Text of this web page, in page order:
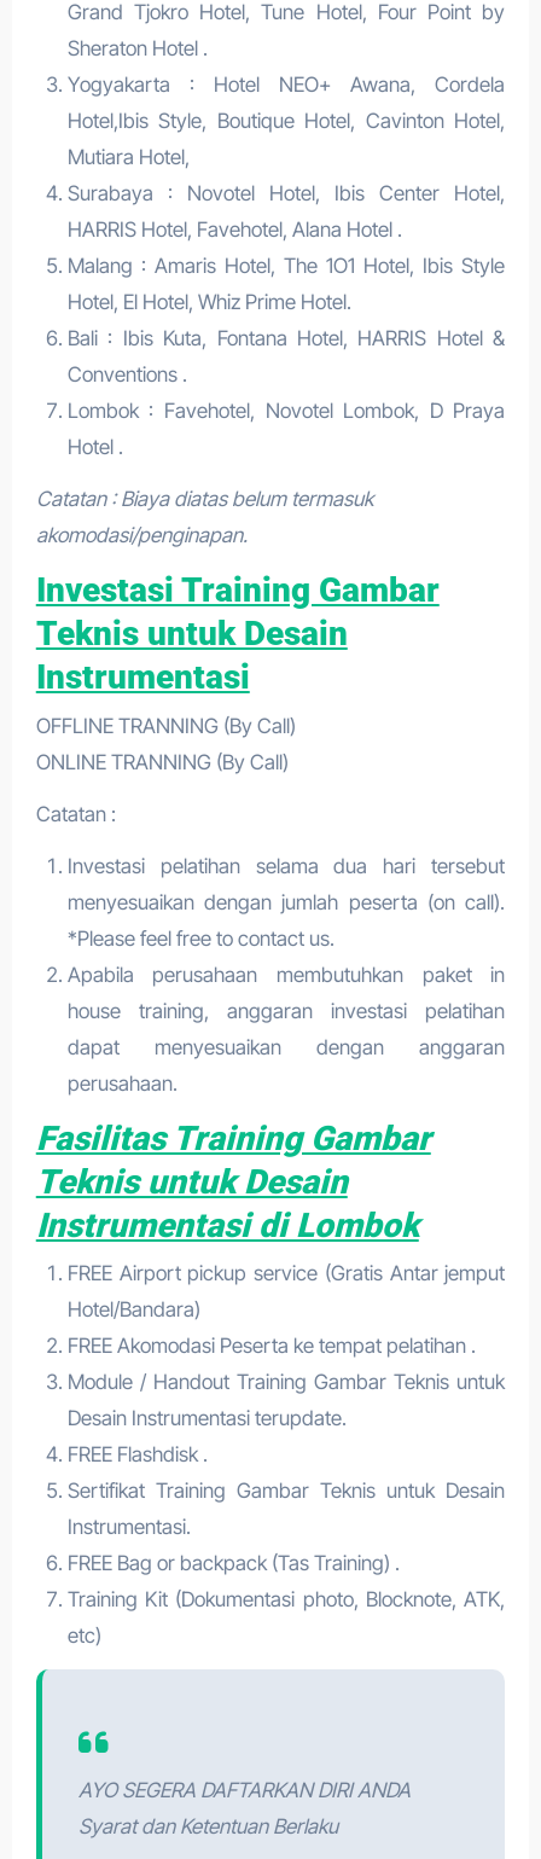
Grand Tjokro Hotel, Tune Hotel, Four Point by
Sheraton Hotel .
Yogyakarta : Hotel NEO+ Awana, Cordela
Hotel,Ibis Style, Boutique Hotel, Cavinton Hotel,
Mutiara Hotel,
Surabaya : Novotel Hotel, Ibis Center Hotel,
HARRIS Hotel, Favehotel, Alana Hotel .
Malang : Amaris Hotel, The 1O1 Hotel, Ibis Style
Hotel, El Hotel, Whiz Prime Hotel.
Bali : Ibis Kuta, Fontana Hotel, HARRIS Hotel &
Conventions .
Lombok : Favehotel, Novotel Lombok, D Praya
Hotel .
Catatan : Biaya diatas belum termasuk
akomodasi/penginapan.
Investasi Training Gambar
Teknis untuk Desain
Instrumentasi
OFFLINE TRANNING (By Call)
ONLINE TRANNING (By Call)
Catatan :
Investasi pelatihan selama dua hari tersebut
menyesuaikan dengan jumlah peserta (on call).
*Please feel free to contact us.
Apabila perusahaan membutuhkan paket in
house training, anggaran investasi pelatihan
dapat menyesuaikan dengan anggaran
perusahaan.
Fasilitas Training Gambar
Teknis untuk Desain
Instrumentasi di Lombok
FREE Airport pickup service (Gratis Antar jemput
Hotel/Bandara)
FREE Akomodasi Peserta ke tempat pelatihan .
Module / Handout Training Gambar Teknis untuk
Desain Instrumentasi terupdate.
FREE Flashdisk .
Sertifikat Training Gambar Teknis untuk Desain
Instrumentasi.
FREE Bag or backpack (Tas Training) .
Training Kit (Dokumentasi photo, Blocknote, ATK,
etc)
AYO SEGERA DAFTARKAN DIRI ANDA
Syarat dan Ketentuan Berlaku